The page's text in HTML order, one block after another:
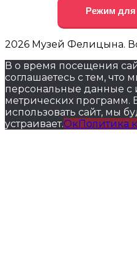
Режим
2026 Музей Фелицына.
В о время посещения
соглашаетесь с тем, что
персональные данные с
метрических программ.
использовать сайт, мы
устраивает.ОкПолитика